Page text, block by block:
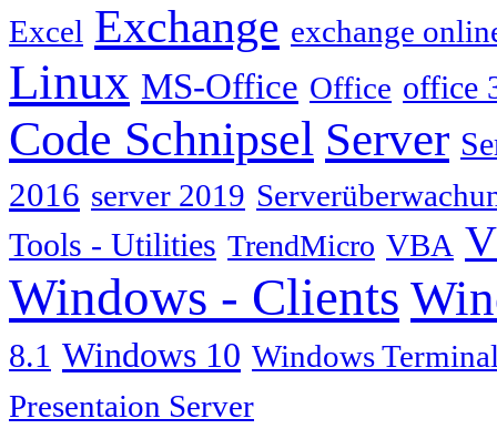
Excel Exchange exchange
Linux MS-Office Office office
Code Schnipsel Server
2016 server 2019
Tools - Utilities TrendMicro VBA
Windows - Clients
8.1 Windows 10 Windows
Presentaion Server